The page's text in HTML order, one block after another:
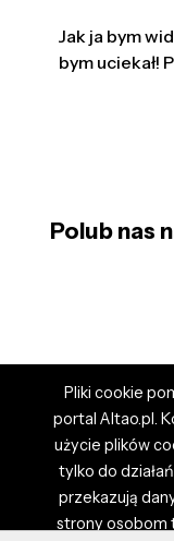
Jak ja bym
bym uciekał!
Polub nas
Pliki cookie
portal Altao.pl.
użycie plików
tylko do
przekazują
strony osobom